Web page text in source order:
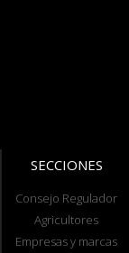
SECCIONES
Consejo Regulador
Agricultores
Empresas y marcas